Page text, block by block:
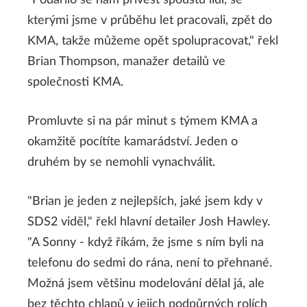
kterými jsme v průběhu let pracovali, zpět do
KMA, takže můžeme opět spolupracovat," řekl
Brian Thompson, manažer detailů ve
společnosti KMA.
Promluvte si na pár minut s týmem KMA a
okamžitě pocítíte kamarádství. Jeden o
druhém by se nemohli vynachválit.
"Brian je jeden z nejlepších, jaké jsem kdy v
SDS2 viděl," řekl hlavní detailer Josh Hawley.
"A Sonny - když říkám, že jsme s ním byli na
telefonu do sedmi do rána, není to přehnané.
Možná jsem většinu modelování dělal já, ale
bez těchto chlapů v jejich podpůrných rolích